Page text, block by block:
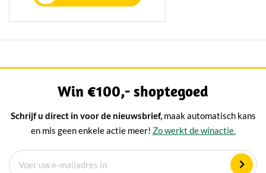
Win €100,- shoptegoed
Schrijf u direct in voor de nieuwsbrief, maak automatisch kans
en mis geen enkele actie meer! Zo werkt de winactie.